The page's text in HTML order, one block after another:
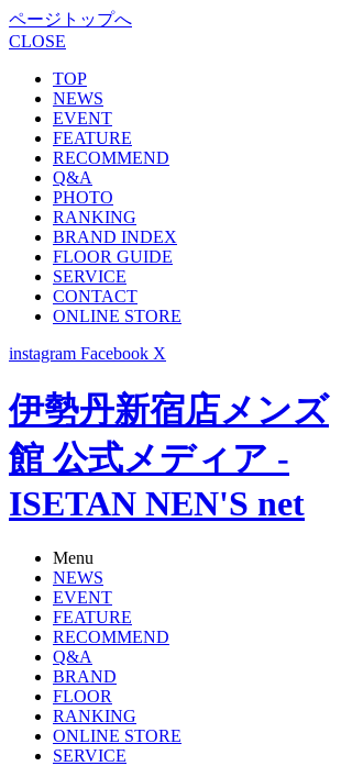
ページトップへ
CLOSE
TOP
NEWS
EVENT
FEATURE
RECOMMEND
Q&A
PHOTO
RANKING
BRAND INDEX
FLOOR GUIDE
SERVICE
CONTACT
ONLINE STORE
instagram Facebook X
伊勢丹新宿店メンズ
館 公式メディア -
ISETAN NEN'S net
Menu
NEWS
EVENT
FEATURE
RECOMMEND
Q&A
BRAND
FLOOR
RANKING
ONLINE STORE
SERVICE